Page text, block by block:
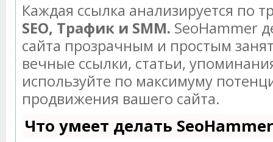
Каждая ссылка анализируется по
SEO, Трафик и SMM. SeoHammer
сайта прозрачным и простым
вечные ссылки, статьи,
используйте по максимуму
продвижения вашего сайта.
Что умеет делать SeoHammer